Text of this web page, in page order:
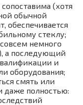
(хотя
обычной
обеспечивается
стеклу;
немного
а последующий
и
оборудования;
смять или
даже полностью: